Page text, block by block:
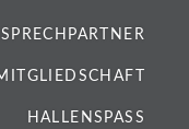
HALLENSPASS